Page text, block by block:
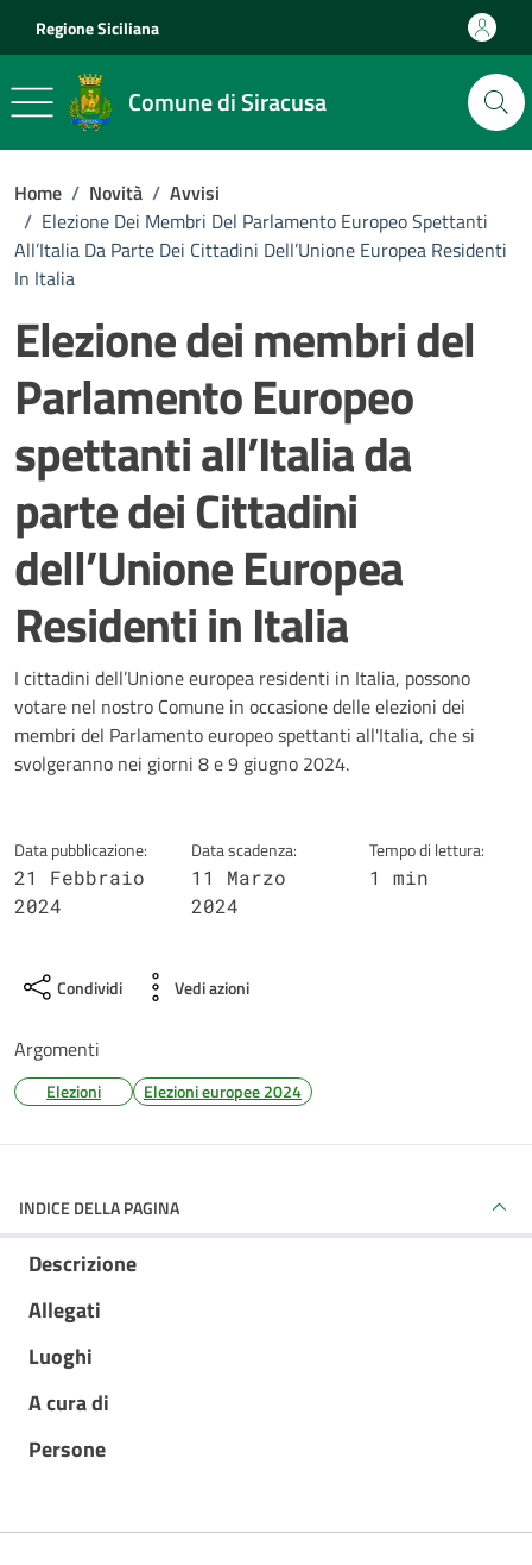
Regione Siciliana
Comune di Siracusa
Home / Novità / Avvisi
/ Elezione Dei Membri Del Parlamento Europeo Spettanti
All’Italia Da Parte Dei Cittadini Dell’Unione Europea Residenti
In Italia
Elezione dei membri del
Parlamento Europeo
spettanti all’Italia da
parte dei Cittadini
dell’Unione Europea
Residenti in Italia
Dettagli della notizia
I cittadini dell’Unione europea residenti in Italia, possono
votare nel nostro Comune in occasione delle elezioni dei
membri del Parlamento europeo spettanti all'Italia, che si
svolgeranno nei giorni 8 e 9 giugno 2024.
Data pubblicazione:
21 Febbraio
2024
Data scadenza:
11 Marzo
2024
Tempo di lettura:
1 min
Condividi Vedi azioni
Argomenti
Elezioni Elezioni europee 2024
INDICE DELLA PAGINA
Descrizione
Allegati
Luoghi
A cura di
Persone